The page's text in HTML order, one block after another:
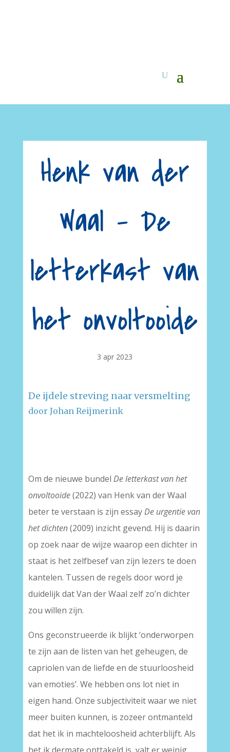
Henk van der
Waal – De
letterkast van
het onvoltooide
3 apr 2023
De ijdele streving naar versmelting
door Johan Reijmerink
Om de nieuwe bundel De letterkast van het
onvoltooide(2022) van Henk van der Waal
beter te verstaan is zijn essayDe urgentie van
het dichten(2009) inzicht gevend. Hij is daarin
op zoek naar de wijze waarop een dichter in
staat is het zelfbesef van zijn lezers te doen
kantelen. Tussen de regels door word je
duidelijk dat Van der Waal zelf zo’n dichter
zou willen zijn.
Ons geconstrueerde ik blijkt ‘onderworpen
te zijn aan de listen van het geheugen, de
capriolen van de liefde en de stuurloosheid
van emoties’. We hebben ons lot niet in
eigen hand. Onze subjectiviteit waar we niet
meer buiten kunnen, is zozeer ontmanteld
dat het ik in machteloosheid achterblijft. Als